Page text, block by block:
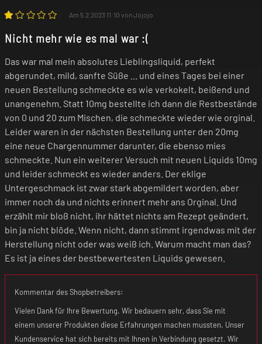
Am 5.2.2023 11:10 von Jojojo
Nicht mehr wie es mal war :(
Das war mal mein absolutes Lieblingsliquid, perfekt
abgerundet, mild, sanfte Süße ... und eines Tages bei einer
neuen Bestellung schmeckte es wie verkokelt, beißend und
unangenehm. Statt 10mg bestellte ich dann die Restbestände
von 0 und 20 zum Mischen, die schmeckte wieder wie orginal.
Leider waren in der nächsten Bestellung unter den 20mg
eine neue Chargennummer darunter, die ebenso mies
schmeckte. Nun ein weiterer Versuch mit neuen Liquids 10mg
und leider schmeckt es wieder anders. Der eklige
Untergeschmack ist zwar stark abgemildert worden, aber
immer noch da und nichts erinnert mehr ans Orginal. Und
erzählt mir bloß nicht, ihr hättet nichts am Rezept geändert,
bin ja nicht blöde. Wenn nicht, dann stimmt irgendwas mit der
Herstellung nicht oder was weiß ich. Warum macht man das?
Es ist ja eines der bestbewertesten Liquids gewesen.
Kommentar des Shopbetreibers:
Vielen Dank für Ihre Bewertung. Wir bedauern sehr, dass Sie mit
einem unserer Produkten diese Erfahrungen machen mussten. Unser
Kundenservice hat sich bereits mit Ihnen in Verbindung gesetzt. Wir